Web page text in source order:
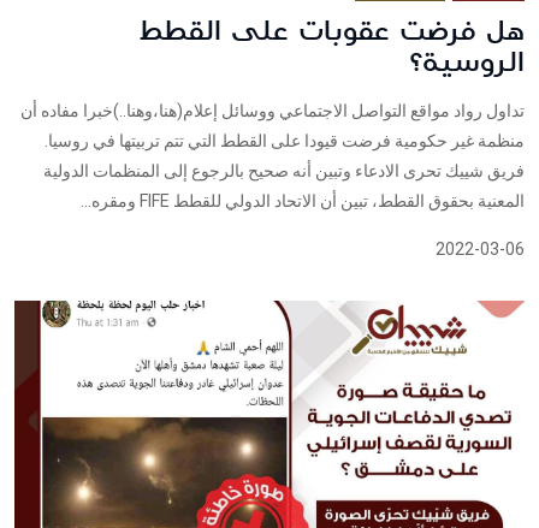
هل فرضت عقوبات على القطط
الروسية؟
تداول رواد مواقع التواصل الاجتماعي ووسائل إعلام(هنا،وهنا..)خبرا مفاده أن
منظمة غير حكومية فرضت قيودا على القطط التي تتم تربيتها في روسيا.
فريق شييك تحرى الادعاء وتبين أنه صحيح بالرجوع إلى المنظمات الدولية
المعنية بحقوق القطط، تبين أن الاتحاد الدولي للقطط FIFE ومقره...
2022-03-06